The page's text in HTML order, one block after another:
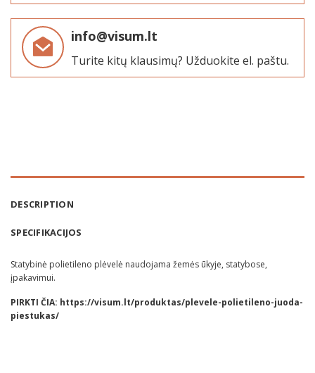
info@visum.lt
Turite kitų klausimų? Užduokite el. paštu.
DESCRIPTION
SPECIFIKACIJOS
Statybinė polietileno plėvelė naudojama žemės ūkyje, statybose,
įpakavimui.
PIRKTI ČIA: https://visum.lt/produktas/plevele-polietileno-juoda-
piestukas/